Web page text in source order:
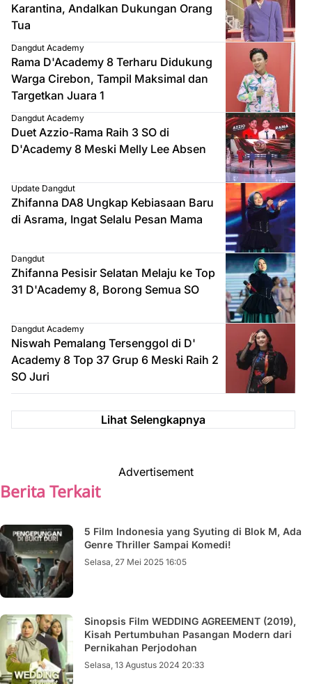
Karantina, Andalkan Dukungan Orang
Tua
Dangdut Academy
Rama D'Academy 8 Terharu Didukung
Warga Cirebon, Tampil Maksimal dan
Targetkan Juara 1
Dangdut Academy
Duet Azzio-Rama Raih 3 SO di
D'Academy 8 Meski Melly Lee Absen
Update Dangdut
Zhifanna DA8 Ungkap Kebiasaan Baru
di Asrama, Ingat Selalu Pesan Mama
Dangdut
Zhifanna Pesisir Selatan Melaju ke Top
31 D'Academy 8, Borong Semua SO
Dangdut Academy
Niswah Pemalang Tersenggol di D'
Academy 8 Top 37 Grup 6 Meski Raih 2
SO Juri
Lihat Selengkapnya
Advertisement
Berita Terkait
5 Film Indonesia yang Syuting di Blok M, Ada
Genre Thriller Sampai Komedi!
Selasa, 27 Mei 2025 16:05
Sinopsis Film WEDDING AGREEMENT (2019),
Kisah Pertumbuhan Pasangan Modern dari
Pernikahan Perjodohan
Selasa, 13 Agustus 2024 20:33